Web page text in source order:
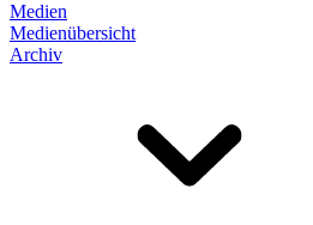
Medien
Medienübersicht
Archiv